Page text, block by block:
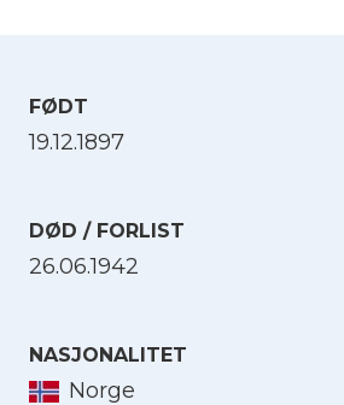
FØDT
19.12.1897
DØD / FORLIST
26.06.1942
NASJONALITET
Norge